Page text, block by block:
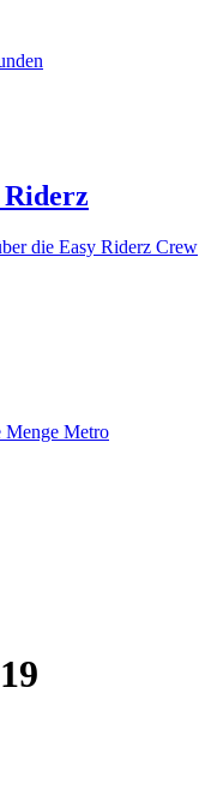
die Easy Riderz Crew
Metro